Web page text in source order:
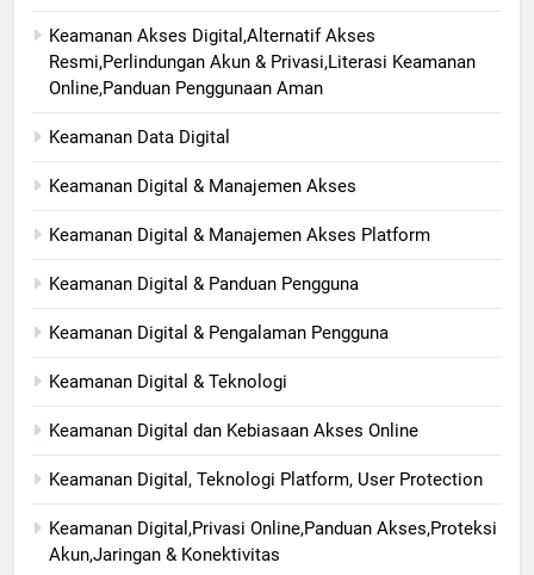
Keamanan Akses Digital,Alternatif Akses
Resmi,Perlindungan Akun & Privasi,Literasi Keamanan
Online,Panduan Penggunaan Aman
Keamanan Data Digital
Keamanan Digital & Manajemen Akses
Keamanan Digital & Manajemen Akses Platform
Keamanan Digital & Panduan Pengguna
Keamanan Digital & Pengalaman Pengguna
Keamanan Digital & Teknologi
Keamanan Digital dan Kebiasaan Akses Online
Keamanan Digital, Teknologi Platform, User Protection
Keamanan Digital,Privasi Online,Panduan Akses,Proteksi
Akun,Jaringan & Konektivitas